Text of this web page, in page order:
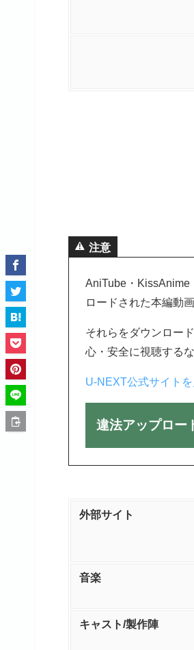
注意
AniTube・KissAnime
ロードされた本編動
それらをダウンロー
心・安全に視聴する
U-NEXT公式サイト
違法アップロー
外部サイト
音楽
キャスト/製作陣